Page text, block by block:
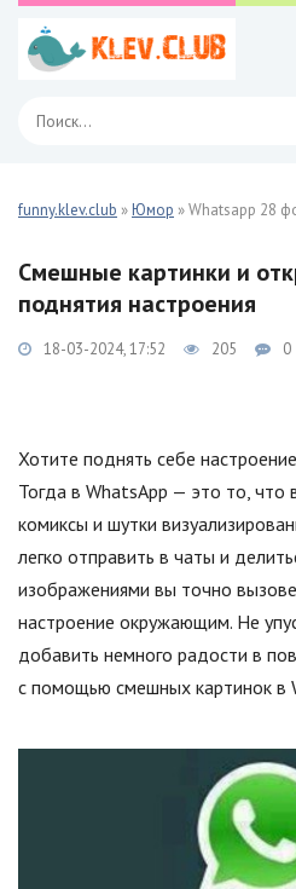
funny.klev.club »Юмор » Whatsapp 28
Смешные картинки и
поднятия настроения
18-03-2024, 17:52 205 0
Хотите поднять себе
Тогда в WhatsApp — это то,
комиксы и шутки
легко отправить в чаты и
изображениями вы точно
настроение окружающим. Не
добавить немного радости в
с помощью смешных картинок в